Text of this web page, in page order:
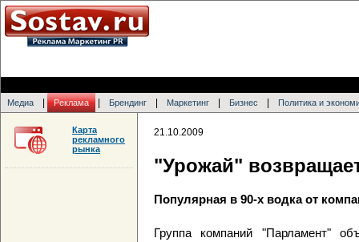
Медиа Реклама Брендинг Маркетинг Бизнес Политика и
21.10.2009
"Урожай"
Популярная в 90-х водка от
Группа компаний "Парламент"
Карта
рекламного
рынка